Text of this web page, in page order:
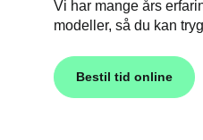
Vi har mange års
modeller, så du kan
Bestil tid online